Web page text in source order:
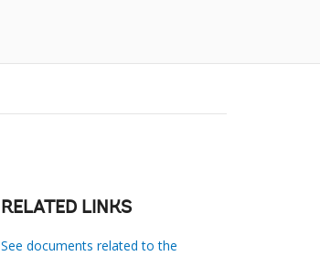
RELATED LINKS
See documents related to the